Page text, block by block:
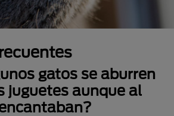
gatos se aburren
juguetes aunque al